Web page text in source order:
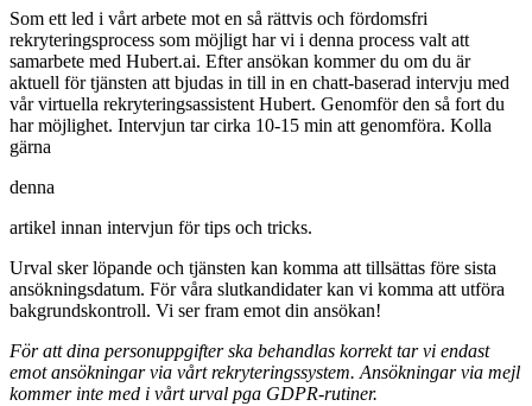
Som ett led i vårt arbete mot en så rättvis och fördomsfri
rekryteringsprocess som möjligt har vi i denna process valt att
samarbete med Hubert.ai. Efter ansökan kommer du om du är
aktuell för tjänsten att bjudas in till in en chatt-baserad intervju med
vår virtuella rekryteringsassistent Hubert. Genomför den så fort du
har möjlighet. Intervjun tar cirka 10-15 min att genomföra. Kolla
gärna
denna
artikel innan intervjun för tips och tricks.
Urval sker löpande och tjänsten kan komma att tillsättas före sista
ansökningsdatum. För våra slutkandidater kan vi komma att utföra
bakgrundskontroll. Vi ser fram emot din ansökan!
För att dina personuppgifter ska behandlas korrekt tar vi endast
emot ansökningar via vårt rekryteringssystem. Ansökningar via mejl
kommer inte med i vårt urval pga GDPR-rutiner.